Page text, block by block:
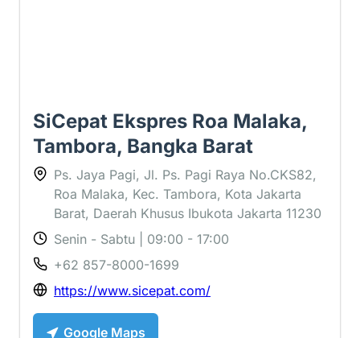
SiCepat Ekspres Roa Malaka,
Tambora, Bangka Barat
Ps. Jaya Pagi, Jl. Ps. Pagi Raya No.CKS82,
Roa Malaka, Kec. Tambora, Kota Jakarta
Barat, Daerah Khusus Ibukota Jakarta 11230
Senin - Sabtu | 09:00 - 17:00
+62 857-8000-1699
https://www.sicepat.com/
Google Maps